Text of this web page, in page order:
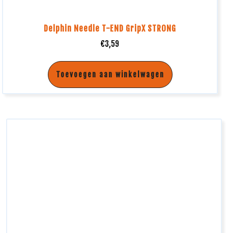
Delphin Needle T-END GripX STRONG
€3,59
Toevoegen aan winkelwagen